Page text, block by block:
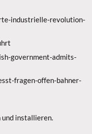
industrielle-revolution-
government-admits-
fragen-offen-bahner-
und installieren.